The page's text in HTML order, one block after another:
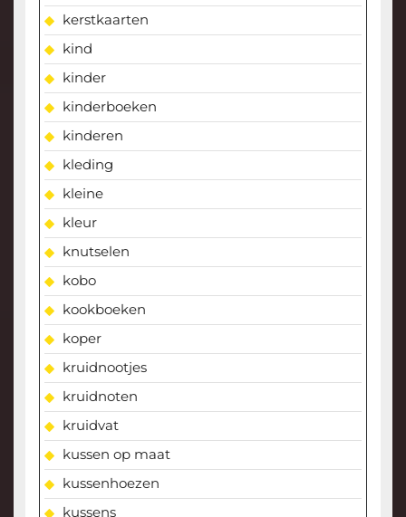
kerstkaarten
kind
kinder
kinderboeken
kinderen
kleding
kleine
kleur
knutselen
kobo
kookboeken
koper
kruidnootjes
kruidnoten
kruidvat
kussen op maat
kussenhoezen
kussens